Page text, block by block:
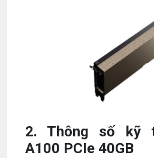
2. Thông số kỹ
A100 PCIe 40GB